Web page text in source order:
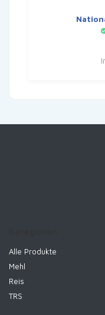
Alle Produkte
Mehl
Reis
TRS